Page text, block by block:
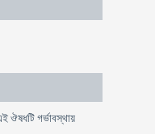
ঔষধটি গর্ভাবস্থায়